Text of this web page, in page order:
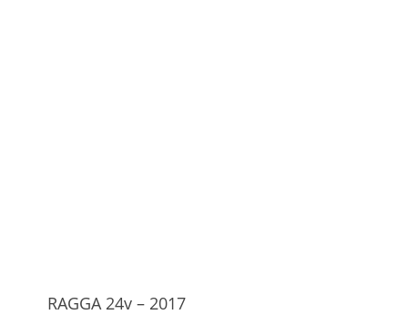
RAGGA 24v – 2017